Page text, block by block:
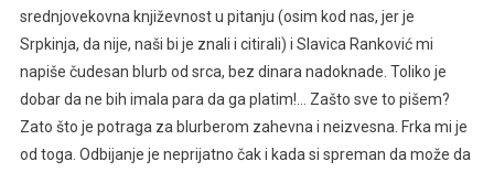
srednjovekovna književnost u pitanju (osim kod nas, jer je
Srpkinja, da nije, naši bi je znali i citirali) i Slavica Ranković mi
napiše čudesan blurb od srca, bez dinara nadoknade. Toliko je
dobar da ne bih imala para da ga platim!… Zašto sve to pišem?
Zato što je potraga za blurberom zahevna i neizvesna. Frka mi je
od toga. Odbijanje je neprijatno čak i kada si spreman da može da